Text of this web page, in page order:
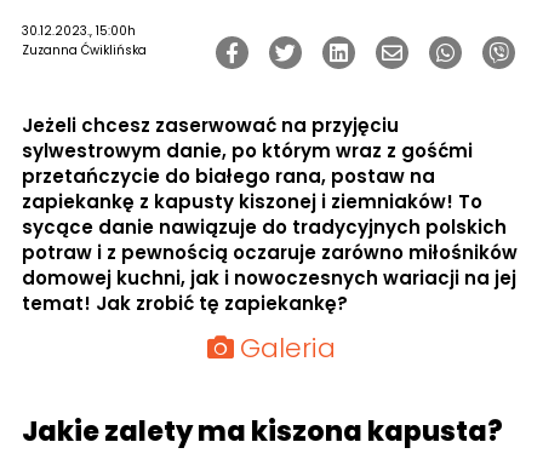
30.12.2023., 15:00h
Zuzanna Ćwiklińska
Jeżeli chcesz zaserwować na przyjęciu
sylwestrowym danie, po którym wraz z gośćmi
przetańczycie do białego rana, postaw na
zapiekankę z kapusty kiszonej i ziemniaków! To
sycące danie nawiązuje do tradycyjnych polskich
potraw i z pewnością oczaruje zarówno miłośników
domowej kuchni, jak i nowoczesnych wariacji na jej
temat! Jak zrobić tę zapiekankę?
Galeria
Jakie zalety ma kiszona kapusta?